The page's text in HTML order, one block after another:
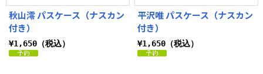
秋山澪 パスケース（ナスカン
付き）
¥1,650（税込）
平沢唯 パスケース（ナスカン
付き）
¥1,650（税込）